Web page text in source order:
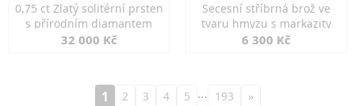
0,75 ct Zlatý solitérní prsten
s přírodním diamantem
32 000 Kč
Secesní stříbrná brož ve
tvaru hmyzu s markazity
6 300 Kč
1 2 3 4 5 … 193 »